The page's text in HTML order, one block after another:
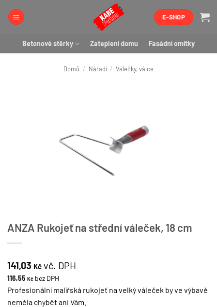
E-SHOP
Betonové stěrky Zateplení domu Fasádní omítky
Domů / Nářadí / Válečky, válce
ANZA Rukojeť na střední váleček, 18 cm
141,03 Kč vč. DPH
116,55 Kč bez DPH
Profesionální malířská rukojeť na velký váleček by ve výbavě
neměla chybět ani Vám.